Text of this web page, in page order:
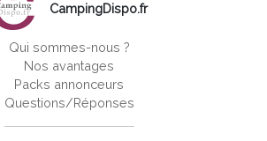
CampingDispo.fr
Qui sommes-nous ?
Nos avantages
Packs annonceurs
Questions/Réponses